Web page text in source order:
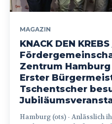
MAGAZIN
KNACK DEN
Zentrum
Erster
Tschentscher
Hamburg (ots) - Anlässlich ihres 50. Jubiläums lud die